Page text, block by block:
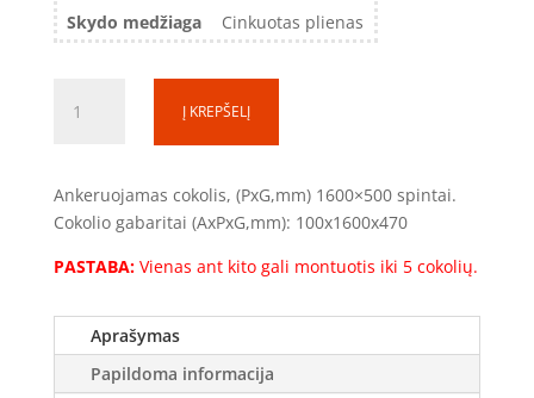
Skydo medžiaga Cinkuotas plienas
kiekis:
Ankeruojamas
ant
betono
(COK011650)
Į KREPŠELĮ
Ankeruojamas cokolis, (PxG,mm) 1600×500 spintai.
Cokolio gabaritai (AxPxG,mm): 100x1600x470
PASTABA:Vienas ant kito gali montuotis iki 5 cokolių.
Aprašymas
Papildoma informacija